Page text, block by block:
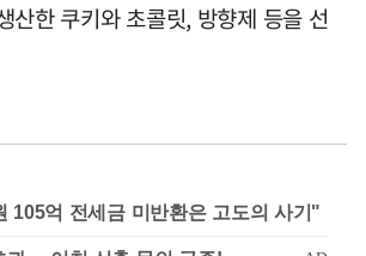
산한 쿠키와 초콜릿, 방향제 등을 선
105억 전세금 미반환은 고도의 사기"